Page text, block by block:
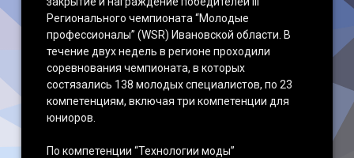
Регионального чемпионата “Молодые
профессионалы” (WSR) Ивановской области. В
течение двух недель в регионе проходили
соревнования чемпионата, в которых
состязались 138 молодых специалистов, по 23
компетенциям, включая три компетенции для
юниоров.
По компетенции “Технологии моды”